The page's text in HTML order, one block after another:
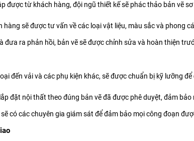
được từ khách hàng, đội ngũ thiết kế sẽ phác thảo bản vẽ
hàng sẽ được tư vấn về các loại vật liệu, màu sắc và phong
đưa ra phản hồi, bản vẽ sẽ được chỉnh sửa và hoàn thiện
đến vải và các phụ kiện khác, sẽ được chuẩn bị kỹ lưỡng
đặt nội thất theo đúng bản vẽ đã được phê duyệt, đảm
có các chuyên gia giám sát để đảm bảo mọi công đoạn